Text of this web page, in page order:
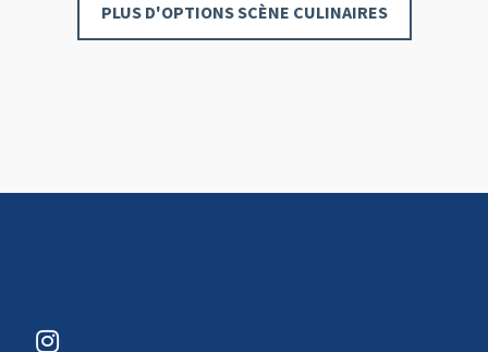
PLUS D'OPTIONS SCÈNE CULINAIRES